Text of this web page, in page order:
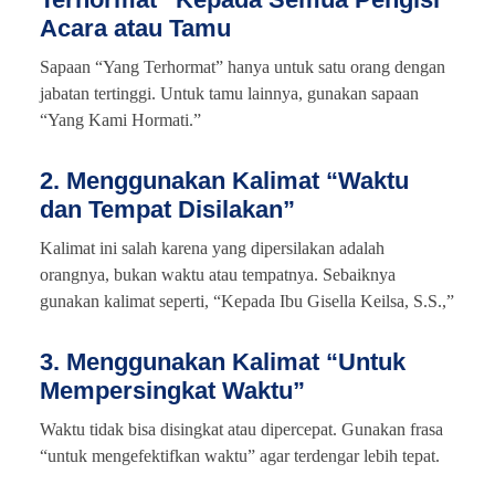
Acara atau Tamu
Sapaan “Yang Terhormat” hanya untuk satu orang dengan
jabatan tertinggi. Untuk tamu lainnya, gunakan sapaan
“Yang Kami Hormati.”
2. Menggunakan Kalimat “Waktu
dan Tempat Disilakan”
Kalimat ini salah karena yang dipersilakan adalah
orangnya, bukan waktu atau tempatnya. Sebaiknya
gunakan kalimat seperti, “Kepada Ibu Gisella Keilsa, S.S.,”
3. Menggunakan Kalimat “Untuk
Mempersingkat Waktu”
Waktu tidak bisa disingkat atau dipercepat. Gunakan frasa
“untuk mengefektifkan waktu” agar terdengar lebih tepat.